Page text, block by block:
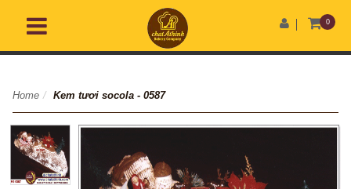
0
Home / Kem tươi socola - 0587